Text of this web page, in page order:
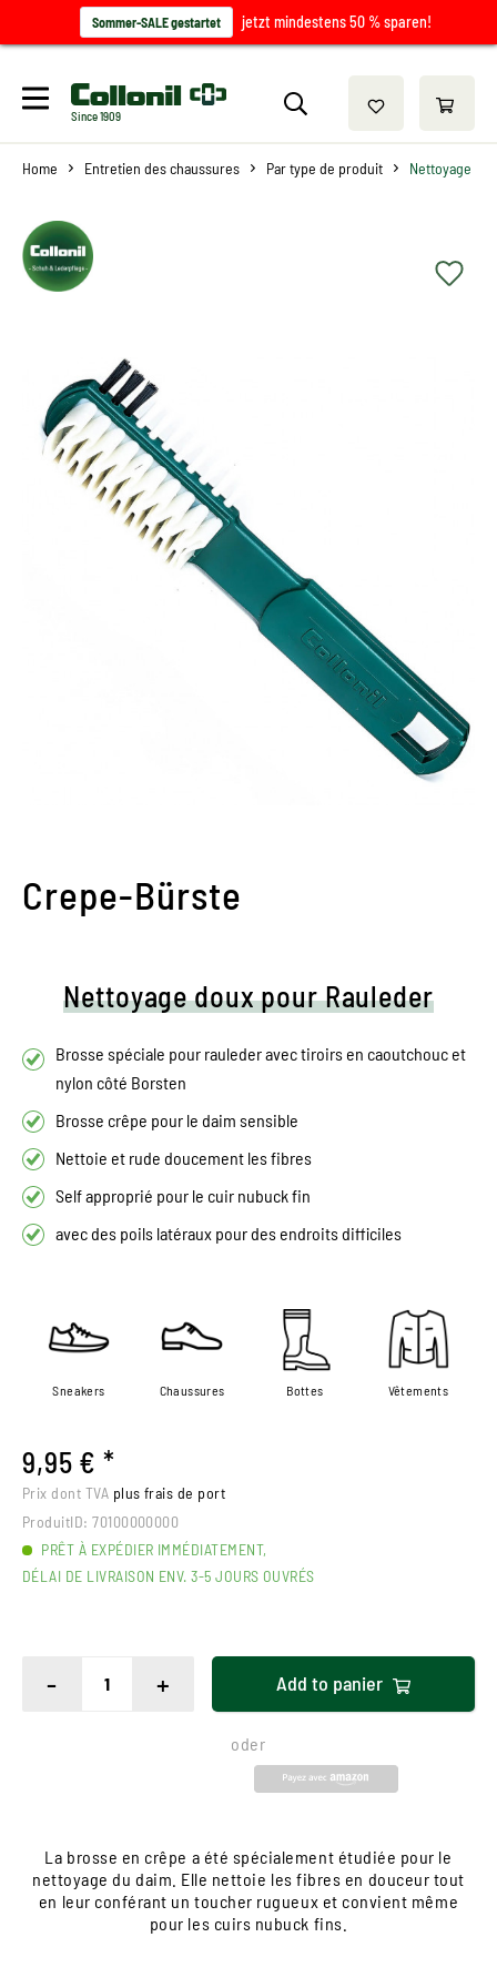
Sommer-SALE gestartet jetzt mindestens 50 % sparen!
Since 1909
Home Entretien des chaussures Par type de produit Nettoyage
Crepe-Bürste
Nettoyage doux pour Rauleder
Brosse spéciale pour rauleder avec tiroirs en caoutchouc et
nylon côté Borsten
Brosse crêpe pour le daim sensible
Nettoie et rude doucement les fibres
Self approprié pour le cuir nubuck fin
avec des poils latéraux pour des endroits difficiles
Sneakers Chaussures Bottes Vêtements
9,95 € *
Prix dont TVA plus frais de port
ProduitID: 70100000000
PRÊT À EXPÉDIER IMMÉDIATEMENT,
DÉLAI DE LIVRAISON ENV. 3-5 JOURS OUVRÉS
- + Add to panier
oder
La brosse en crêpe a été spécialement étudiée pour le
nettoyage du daim. Elle nettoie les fibres en douceur tout
en leur conférant un toucher rugueux et convient même
pour les cuirs nubuck fins.